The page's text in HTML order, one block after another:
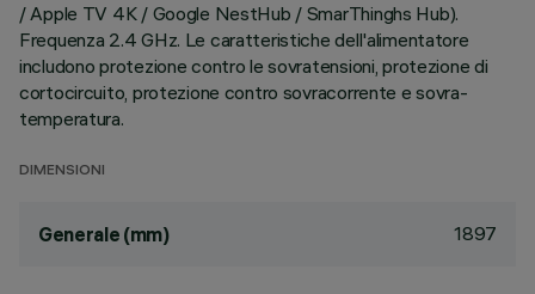
/ Apple TV 4K / Google NestHub / SmarThinghs Hub).
Frequenza 2.4 GHz. Le caratteristiche dell'alimentatore
includono protezione contro le sovratensioni, protezione di
cortocircuito, protezione contro sovracorrente e sovra-
temperatura.
DIMENSIONI
Generale (mm) 1897